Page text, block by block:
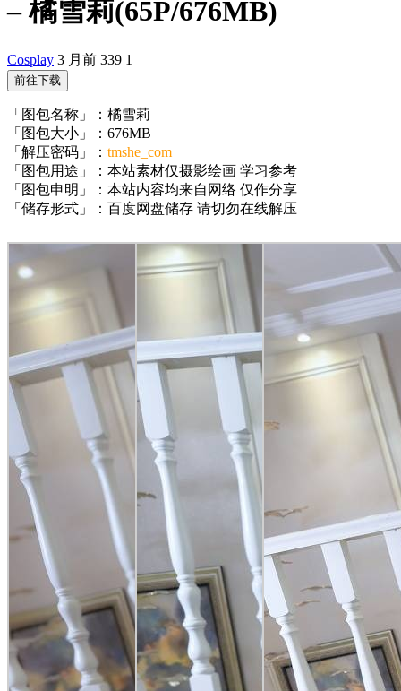
– 橘雪莉(65P/676MB)
Cosplay 3 月前 339 1
前往下载
「图包名称」：橘雪莉
「图包大小」：676MB
「解压密码」： tmshe_com
「图包用途」：本站素材仅摄影绘画 学习参考
「图包申明」：本站内容均来自网络 仅作分享
「储存形式」：百度网盘储存 请切勿在线解压